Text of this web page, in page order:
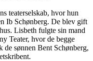
teaterselskab, hvor hun
Ib Schønberg. De blev gift
Lisbeth fulgte sin mand
Teater, hvor de begge
de sønnen Bent Schønberg,